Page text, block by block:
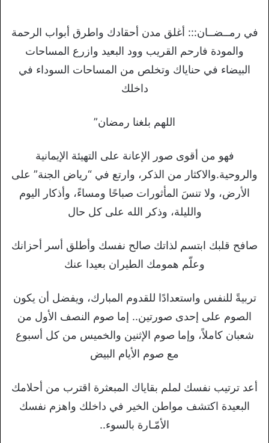
في رمــضــان::: أغلق مدن أحقادك واطرق أبواب الرحمة
والمودة فارحم القريب وود البعيد وازرع المساحات
البيضاء في حناياك وتخلص من المساحات السوداء في
داخلك
اللهم بلغنا رمضان”
فهو من أقوى صور الإعانة على التهيئة الإيمانية
والروحية.والاكثار من الذكر، وارتع في “رياض الجنة” على
الأرض، ولا تنسَ المأثورات صباحًا ومساءً، وأذكار اليوم
والليلة، وذكر الله على كل حال
صافح قلبك ابتسم لذاتك صالح نفسك وأطلق أسر أحزانك
وعلّم همومك الطيران بعيدا عنك
تربيةً للنفس واستعدادًا للقدوم المبارك، ويفضل أن يكون
الصوم على إحدى صورتين.. إما صوم النصف الأول من
شعبان كاملاً، وإما صوم الإثنين والخميس من كل أسبوع
مع صوم الأيام البيض
أعد ترتيب نفسك لملم بقاياك المبعثرة اقترب من أحلامك
البعيدة اكتشف مواطن الخير في داخلك واهزم نفسك
الأمّـارة بالسوء..